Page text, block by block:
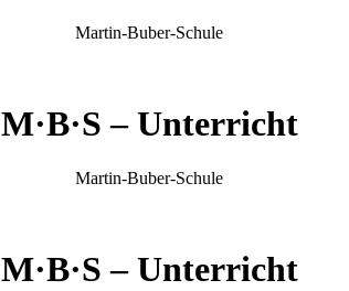
Martin-Buber-Schule
M·B·S – Unterricht
Martin-Buber-Schule
M·B·S – Unterricht